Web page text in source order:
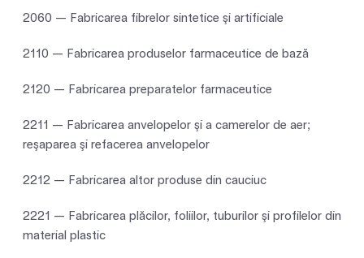
2060 — Fabricarea fibrelor sintetice şi artificiale
2110 — Fabricarea produselor farmaceutice de bază
2120 — Fabricarea preparatelor farmaceutice
2211 — Fabricarea anvelopelor şi a camerelor de aer;
reşaparea şi refacerea anvelopelor
2212 — Fabricarea altor produse din cauciuc
2221 — Fabricarea plăcilor, foliilor, tuburilor şi profilelor din
material plastic